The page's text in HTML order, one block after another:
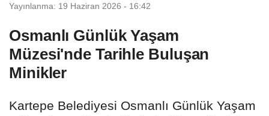
Yayınlanma: 19 Haziran 2026 - 16:42
Osmanlı Günlük Yaşam
Müzesi'nde Tarihle Buluşan
Minikler
Kartepe Belediyesi Osmanlı Günlük Yaşam